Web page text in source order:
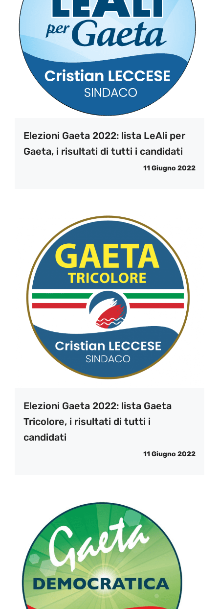
Elezioni Gaeta 2022: lista LeAli per
Gaeta, i risultati di tutti i candidati
11 Giugno 2022
Elezioni Gaeta 2022: lista Gaeta
Tricolore, i risultati di tutti i
candidati
11 Giugno 2022